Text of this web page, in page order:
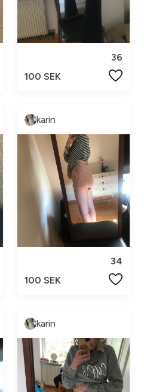
36
100 SEK
karin
34
100 SEK
karin